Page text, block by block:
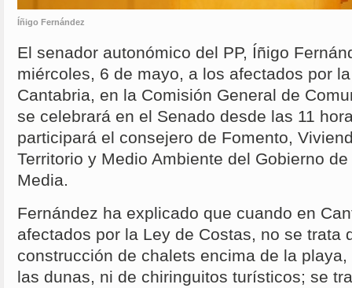
Íñigo Fernández
El senador autonómico del PP, Íñigo
miércoles, 6 de mayo, a los afectados por
Cantabria, en la Comisión General de
se celebrará en el Senado desde las 11
participará el consejero de Fomento,
Territorio y Medio Ambiente del Gobierno
Media.
Fernández ha explicado que cuando en
afectados por la Ley de Costas, no se trata
construcción de chalets encima de la
las dunas, ni de chiringuitos turísticos; se